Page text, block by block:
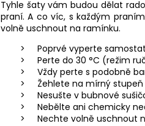
Tyhle šaty vám budou dělat
praní. A co víc, s každým
volně uschnout na ramínku.
Poprvé vyperte
Perte do 30 °C (režim
Vždy perte s podobně
Žehlete na mírný stupeň
Nesušte v bubnové
Nebělte ani chemicky
Nechte volně uschnout